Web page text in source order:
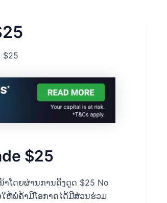
$25
$25
າໂດຍຜ່ານການດຶງດູດ $25 No
ໃຫ້ພໍ່ຄ້າມີໂອກາດໄດ້ມີສ່ວນຮ່ວມ